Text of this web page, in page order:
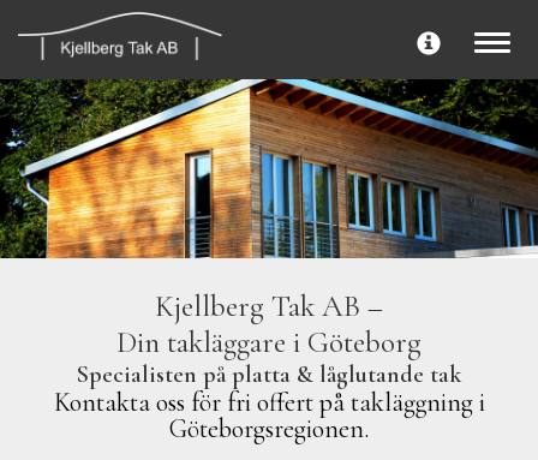
Kjellberg Tak AB –
Din takläggare i Göteborg
Specialisten på platta & låglutande tak
Kontakta oss för fri offert på takläggning i
Göteborgsregionen.